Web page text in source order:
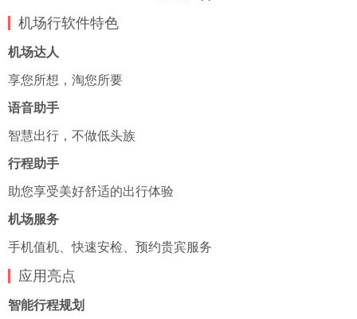
机场行软件特色
机场达人
享您所想，淘您所要
语音助手
智慧出行，不做低头族
行程助手
助您享受美好舒适的出行体验
机场服务
手机值机、快速安检、预约贵宾服务
应用亮点
智能行程规划